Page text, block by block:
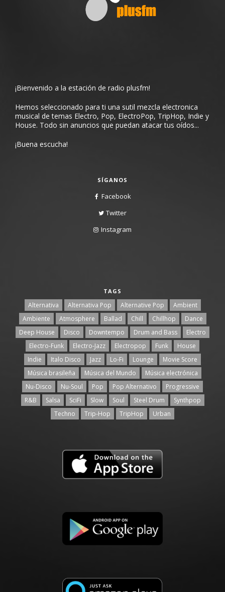
¡Bienvenido a la estación de radio plusfm!
Hemos seleccionado para ti una sutil mezcla electronica
musical de temas Electro, Pop, ElectroPop, TripHop, Indie y
House. Todo sin anuncios que puedan atacar tus oídos...
¡Buena escucha!
SÍGANOS
Facebook
Twitter
Instagram
TAGS
Alternativa Alternativa Pop Alternative Pop
Ambient
Ambiente
Atmosphere Ballad Chill Chillhop
Dance
Deep House
Disco Downtempo Drum and Bass
Electro
Electro-Funk
Electro-Jazz Electropop Funk
House
Indie
Italo Disco Jazz Lo-Fi Lounge
Movie Score
Música brasileña
Música del Mundo
Música electrónica
Nu-Disco
Nu-Soul Pop Pop Alternativo
Progressive
R&B
Salsa SciFi Slow Soul Steel Drum
Synthpop
Techno
Trip-Hop TripHop Urban